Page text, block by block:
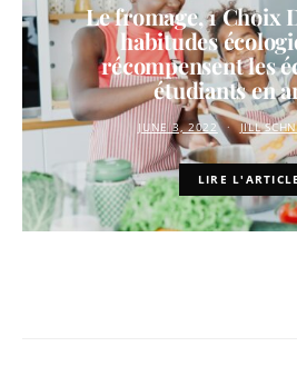
Le fromage, 1 Choix
habitudes
récompensent les
étudiants en
JUNE 3, 2022 JILL
LIRE L'ARTICLE